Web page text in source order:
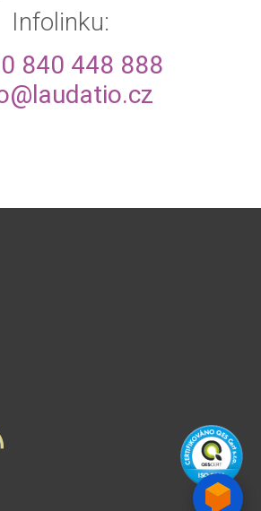
Infolinku:
840 448 888